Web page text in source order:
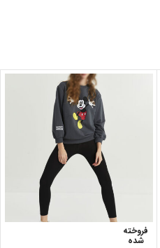
فروخته
شده